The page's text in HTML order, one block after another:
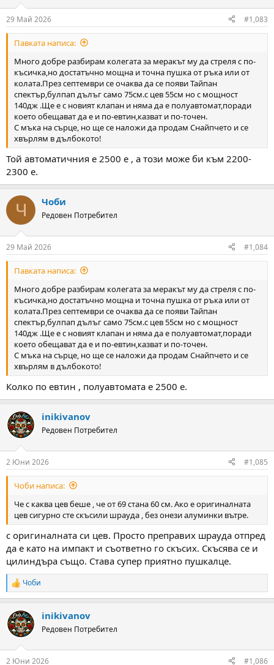
s
:
29 Май 2026 #1,083
Павката написа:
Много добре разбирам колегата за меракът му да стреля с по-
късичка,но достатъчно мощна и точна пушка от ръка или от
колата.През септември се очаква да се появи Тайпан
спектър,булпап дълъг само 75см.с цев 55см но с мощност
140дж .Ще е с новият клапан и няма да е полуавтомат,поради
което обещават да е и по-евтин,казват и по-точен.
С мъка на сърце, но ще се наложи да продам Снайпчето и се
хвърлям в дълбокото!
Той автоматичния е 2500 е , а този може би към 2200-
2300 е.
Ч Чоби
Редовен Потребител
29 Май 2026 #1,084
Павката написа:
Много добре разбирам колегата за меракът му да стреля с по-
късичка,но достатъчно мощна и точна пушка от ръка или от
колата.През септември се очаква да се появи Тайпан
спектър,булпап дълъг само 75см.с цев 55см но с мощност
140дж .Ще е с новият клапан и няма да е полуавтомат,поради
което обещават да е и по-евтин,казват и по-точен.
С мъка на сърце, но ще се наложи да продам Снайпчето и се
хвърлям в дълбокото!
Колко по евтин , полуавтомата е 2500 е.
inikivanov
Редовен Потребител
2 Юни 2026 #1,085
Чоби написа:
Че с каква цев беше , че от 69 стана 60 см. Ако е оригиналната
цев сигурно сте скъсили шрауда , без онези алуминки вътре.
с оригиналната си цев. Просто преправих шрауда отпред
да е като на импакт и съответно го скъсих. Скъсява се и
цилиндъра също. Става супер приятно пушкалце.
R
e
c
t
i
Чоби
inikivanov
Редовен Потребител
2 Юни 2026 #1,086